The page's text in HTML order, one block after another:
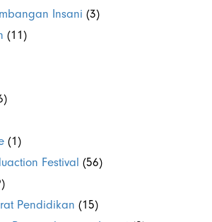
Insani (3)
(11)
(1)
Festival (56)
Pendidikan (15)